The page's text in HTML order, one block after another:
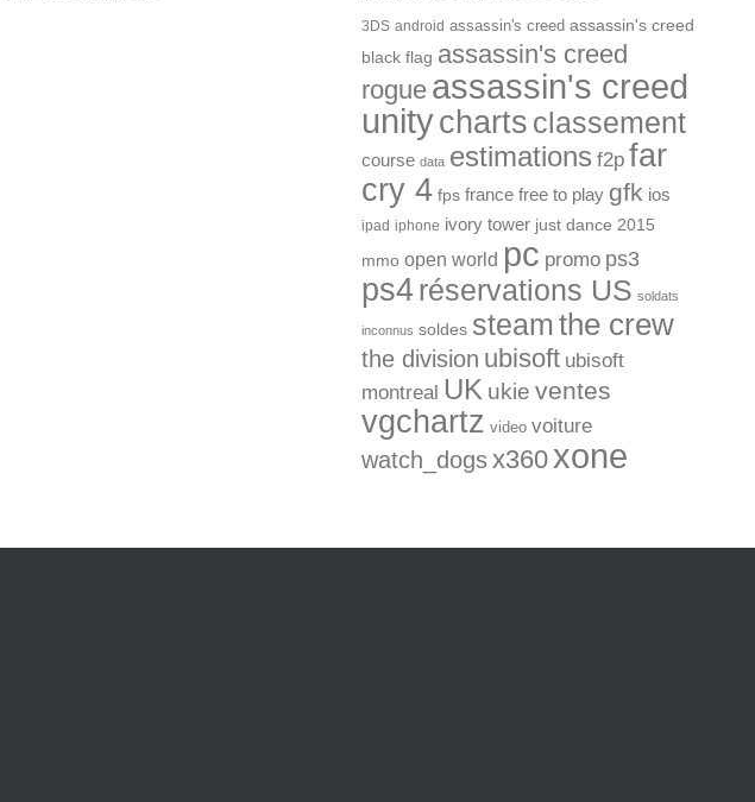
3DS android assassin's creed assassin's creed
black flag assassin's creed
rogue assassin's creed
unitycharts classement
course data estimations f2p far
cry 4 fps france free to play gfk ios
ipad iphone ivory tower just dance 2015
mmo open world pc promo ps3
ps4réservations US soldats
inconnus soldes steamthe crew
the division ubisoft ubisoft
montreal UK ukie ventes
vgchartz video voiture
watch_dogsx360 xone